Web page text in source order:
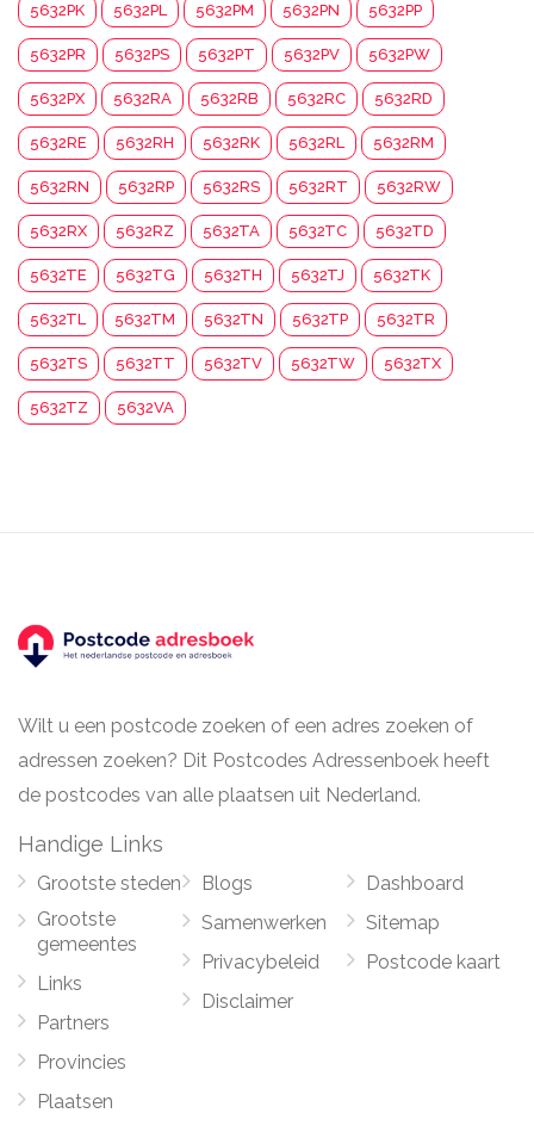
5632PK 5632PL 5632PM 5632PN 5632PP
5632PR 5632PS 5632PT 5632PV 5632PW
5632PX 5632RA 5632RB 5632RC 5632RD
5632RE 5632RH 5632RK 5632RL 5632RM
5632RN 5632RP 5632RS 5632RT 5632RW
5632RX 5632RZ 5632TA 5632TC 5632TD
5632TE 5632TG 5632TH 5632TJ 5632TK
5632TL 5632TM 5632TN 5632TP 5632TR
5632TS 5632TT 5632TV 5632TW 5632TX
5632TZ 5632VA
Wilt u een postcode zoeken of een adres zoeken of
adressen zoeken? Dit Postcodes Adressenboek heeft
de postcodes van alle plaatsen uit Nederland.
Handige Links
Grootste steden
Grootste
gemeentes
Links
Partners
Provincies
Plaatsen
Blogs
Samenwerken
Privacybeleid
Disclaimer
Dashboard
Sitemap
Postcode kaart